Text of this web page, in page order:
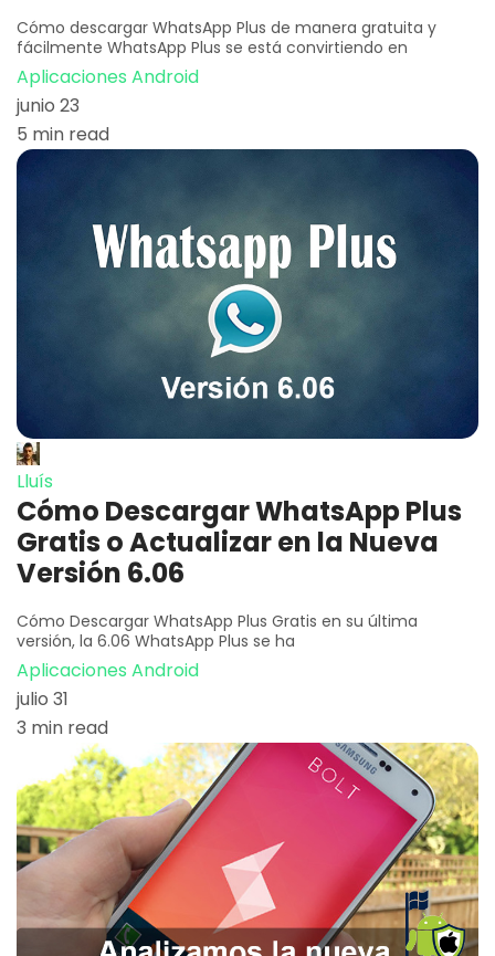
Cómo descargar WhatsApp Plus de manera gratuita y
fácilmente WhatsApp Plus se está convirtiendo en
Aplicaciones Android
junio 23
5 min read
Lluís
Cómo Descargar WhatsApp Plus
Gratis o Actualizar en la Nueva
Versión 6.06
Cómo Descargar WhatsApp Plus Gratis en su última
versión, la 6.06 WhatsApp Plus se ha
Aplicaciones Android
julio 31
3 min read